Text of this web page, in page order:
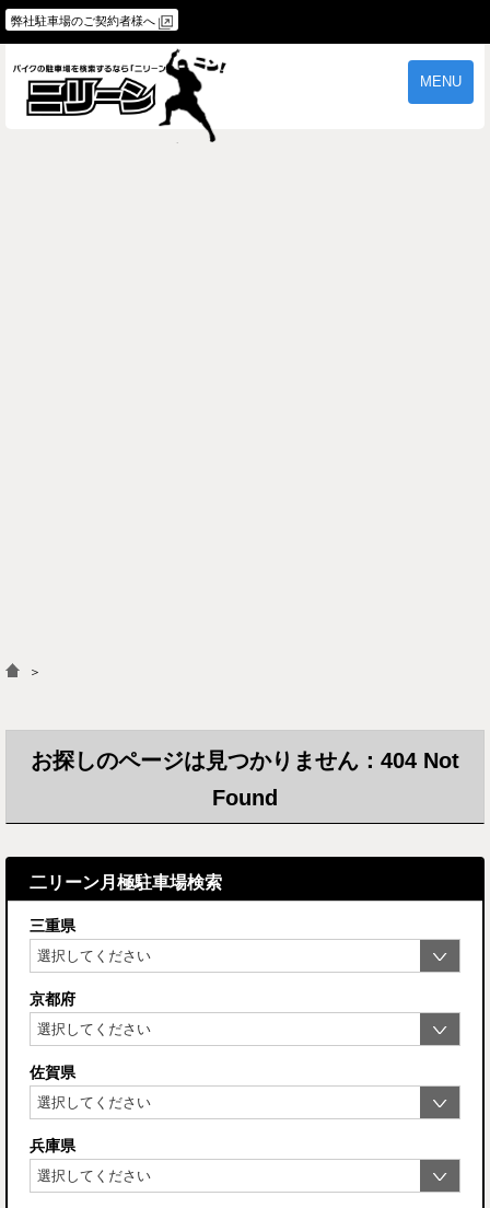
弊社駐車場のご契約者様へ
MENU
＞
お探しのページは見つかりません：404 Not
Found
二リーン月極駐車場検索
三重県
京都府
佐賀県
兵庫県